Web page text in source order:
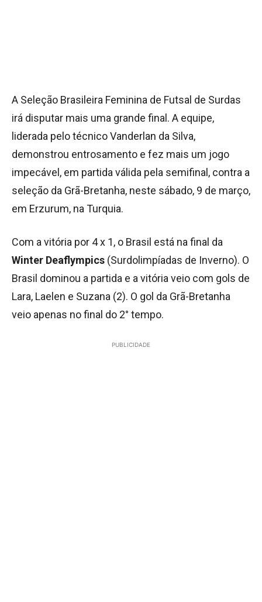
A Seleção Brasileira Feminina de Futsal de Surdas
irá disputar mais uma grande final. A equipe,
liderada pelo técnico Vanderlan da Silva,
demonstrou entrosamento e fez mais um jogo
impecável, em partida válida pela semifinal, contra a
seleção da Grã-Bretanha, neste sábado, 9 de março,
em Erzurum, na Turquia.
Com a vitória por 4 x 1, o Brasil está na final da
Winter Deaflympics (Surdolimpíadas de Inverno). O
Brasil dominou a partida e a vitória veio com gols de
Lara, Laelen e Suzana (2). O gol da Grã-Bretanha
veio apenas no final do 2° tempo.
PUBLICIDADE